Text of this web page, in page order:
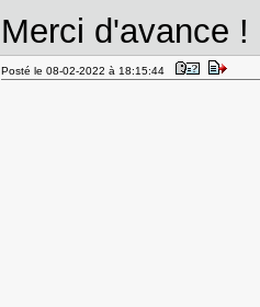
Merci d'avance !
Posté le 08-02-2022 à 18:15:44